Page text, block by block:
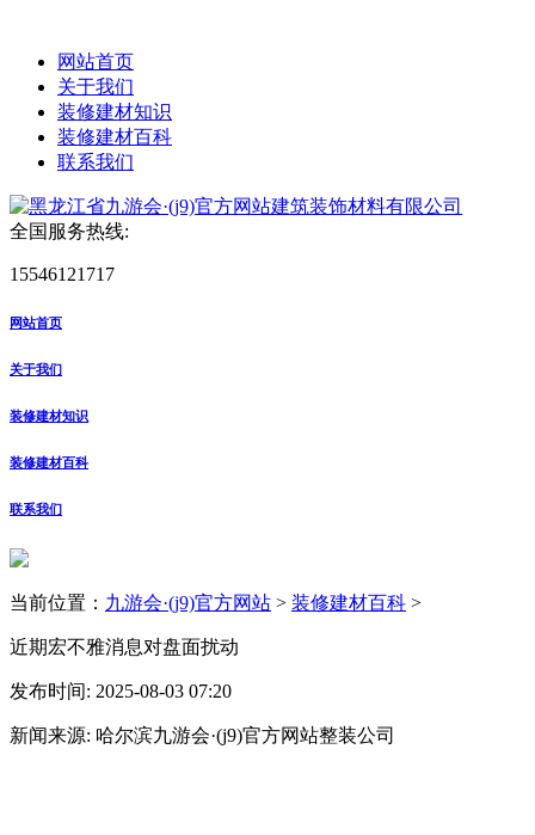
网站首页
关于我们
装修建材知识
装修建材百科
联系我们
全国服务热线:
15546121717
网站首页
关于我们
装修建材知识
装修建材百科
联系我们
当前位置： 九游会·(j9)官方网站 > 装修建材百科 >
近期宏不雅消息对盘面扰动
发布时间: 2025-08-03 07:20
新闻来源: 哈尔滨九游会·(j9)官方网站整装公司